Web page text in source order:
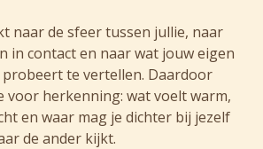
naar de sfeer tussen jullie, naar
in contact en naar wat jouw eigen
te vertellen. Daardoor
herkenning: wat voelt warm,
en waar mag je dichter bij jezelf
de ander kijkt.